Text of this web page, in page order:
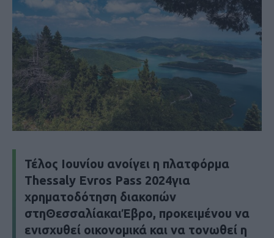
Τέλος Ιουνίου ανοίγει η πλατφόρμα
Thessaly Evros Pass 2024για
χρηματοδότηση διακοπών
στηΘεσσαλίακαιΈβρο, προκειμένου να
ενισχυθεί οικονομικά και να τονωθεί η